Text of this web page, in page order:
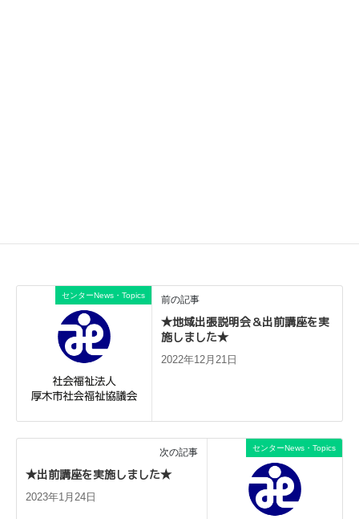
センターNews・Topics 前の記事
★地域出張説明会＆出前講座を実
施しました★
2022年12月21日
センターNews・Topics
次の記事
★出前講座を実施しました★
2023年1月24日